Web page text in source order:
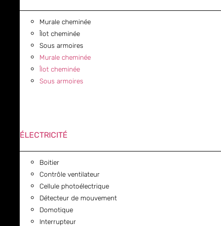
Murale cheminée
Îlot cheminée
Sous armoires
Murale cheminée
Îlot cheminée
Sous armoires
ÉLECTRICITÉ
Boitier
Contrôle ventilateur
Cellule photoélectrique
Détecteur de mouvement
Domotique
Interrupteur